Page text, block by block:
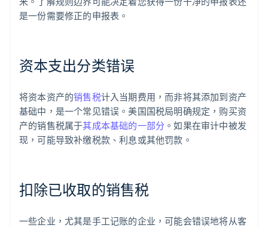
是一份需要修正的申报表。
资本支出分类错误
将资本资产的销售税计入当期费用，而非将其添加到资产
基础中，是一个常见错误。美国国税局明确规定，购买资
产的销售税属于其成本基础的一部分 。如果在审计中被发
现，可能导致补缴税款、利息或其他罚款。
扣除已收取的销售税
一些企业，尤其是手工记账的企业，可能会错误地将从客